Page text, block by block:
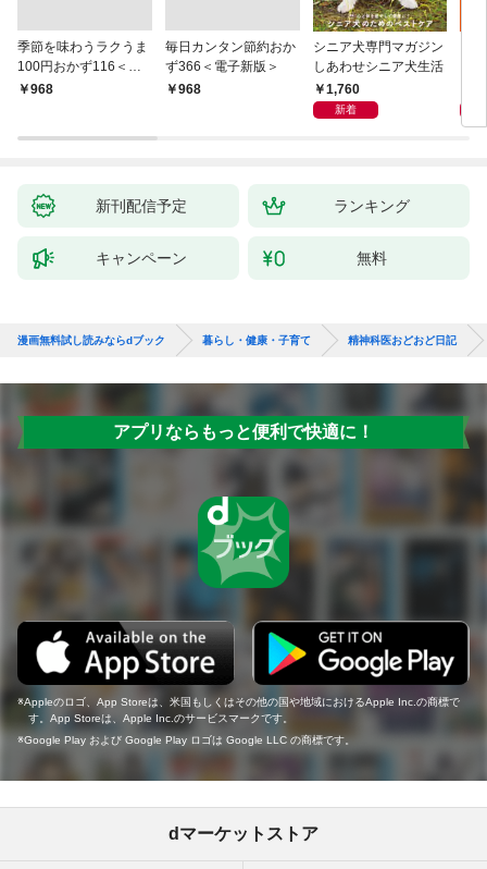
季節を味わうラクうま
100円おかず116＜電
子新版＞
￥968
毎日カンタン節約おか
ず366＜電子新版＞
￥968
シニア犬専門マガジン
しあわせシニア犬生活
1,760
新着
新刊配信予定 ランキング
キャンペーン 無料
漫画無料試し読みならdブック 暮らし・健康・子育て 精神科医おどおど日記
アプリならもっと便利で快適に！
Appleのロゴ、App Storeは、米国もしくはその他の国や地域におけるApple Inc.の商標で
す。App Storeは、Apple Inc.のサービスマークです。
Google Play および Google Play ロゴは Google LLC の商標です。
dマーケットストア